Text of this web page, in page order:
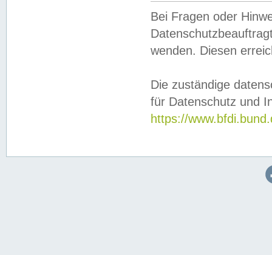
Bei Fragen oder
wenden. Diesen
Die zuständige
für Datenschutz und
https://